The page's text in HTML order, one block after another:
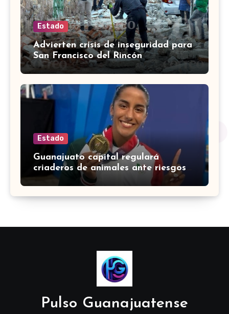
Estado
Advierten crisis de inseguridad para
San Francisco del Rincón
Estado
Guanajuato capital regulará
criaderos de animales ante riesgos
para la salud pública
Pulso Guanajuatense